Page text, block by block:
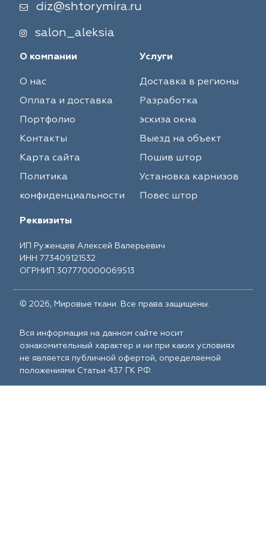
diz@shtorymira.ru
salon_aleksia
О компании
О нас
Оплата и доставка
Портфолио
Контакты
Карта сайта
Политика
конфиденциальности
Услуги
Доставка в регионы
Разработка
эскиза окна
Выезд на объект
Пошив штор
Установка карнизов
Повес штор
Реквизиты
ИП Руженцев Алексей Валерьевич
ИНН 773409121532
ОГРНИП 307770000069513
© 2026, Мировые ткани. Все права защищены.
Вся информация на данном сайте носит
ознакомительный характер и ни при каких условиях
не является публичной офертой, определяемой
положениями Статьи 437 ГК РФ.